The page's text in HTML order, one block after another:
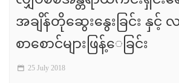
အချိန်တိုဆွေးနွေးခြင်း နှ
စာစောင်များဖြန့်​ေခြင်း
25 July 2018